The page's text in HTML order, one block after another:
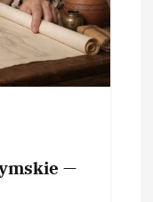
—